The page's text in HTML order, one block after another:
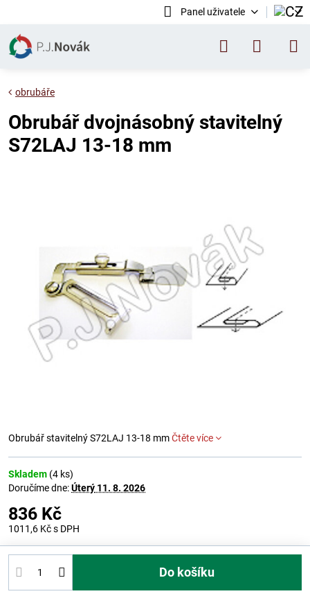
Panel uživatele
obrubáře
Obrubář dvojnásobný stavitelný
S72LAJ 13-18 mm
Obrubář stavitelný S72LAJ 13-18 mmČtěte více
Skladem (4 ks)
Doručíme dne:Úterý 11. 8. 2026
836 Kč
1011,6 Kčs DPH
Do košíku